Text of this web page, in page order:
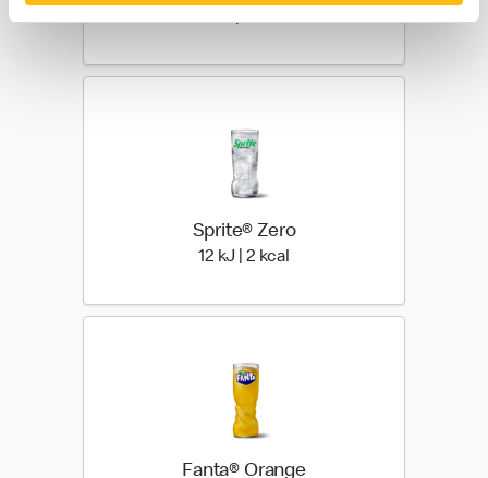
2 kJ | 0 kcal 2 kilo joules | 0 kilo calories
Sprite® Zero
12 kJ | 2 kcal
Fanta® Orange